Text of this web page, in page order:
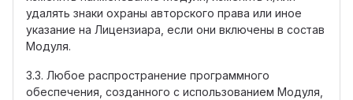
удалять знаки охраны авторского права или иное
указание на Лицензиара, если они включены в состав
Модуля.
3.3. Любое распространение программного
обеспечения, созданного с использованием Модуля,